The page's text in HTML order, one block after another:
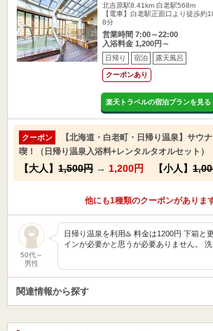
北吉原駅8.41km 白老駅568m
【電車】白老駅正面口より徒歩約
8分
営業時間 7:00～22:00
入浴料金 1,200円～
日帰り 宿泊 露天風呂
クーポンあり
楽天トラベルの宿泊プランを見る
クーポン
【北海道・白老町・日帰り温泉】サウ
喫！（日帰り温泉入浴料+レンタルタオルセット）
【大人】 1,500円 → 1,200円 【小人】
他にも1種類のクーポンがありま
50代～
男性
日帰り温泉を利用♨️ 料金は1200円 下箱と
インが必要かと思うが必要ありません。
関連情報から探す